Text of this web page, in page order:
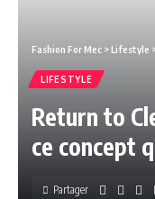
Fashion For Mec > Lifestyle
LIFESTYLE
Return to
ce concept
Partager